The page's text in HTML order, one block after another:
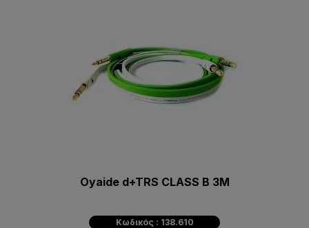
Oyaide d+TRS CLASS B 3M
Κωδικός : 138.610